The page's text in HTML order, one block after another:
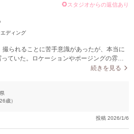
スタジオからの返信あり
エディング
られることに苦手意識があったが、本当に
ていた。ロケーションやポージングの雰囲
たように思う。一層味が出ていた。続きを見る
26歳）
投稿 2026/1/6